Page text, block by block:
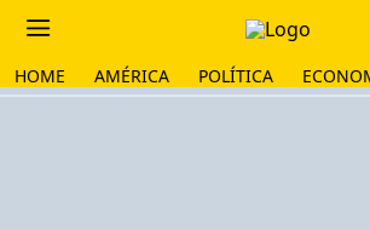
HOME AMÉRICA POLÍTICA